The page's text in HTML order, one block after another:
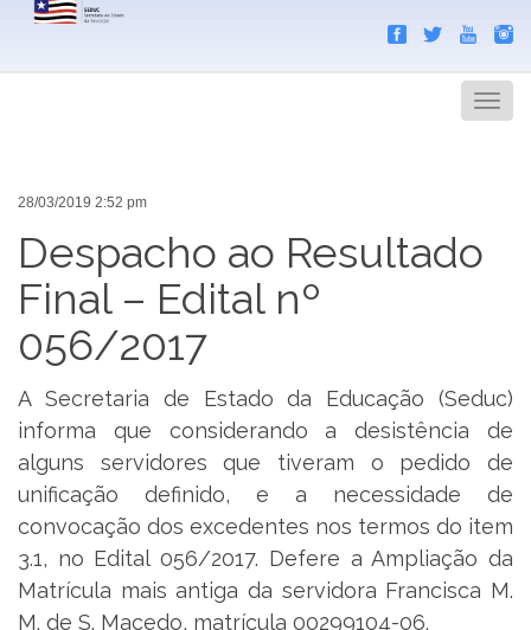
Menu
28/03/2019 2:52 pm
Despacho ao Resultado
Final – Edital nº
056/2017
A Secretaria de Estado da Educação (Seduc)
informa que considerando a desistência de
alguns servidores que tiveram o pedido de
unificação definido, e a necessidade de
convocação dos excedentes nos termos do item
3.1, no Edital 056/2017. Defere a Ampliação da
Matrícula mais antiga da servidora Francisca M.
M. de S. Macedo, matrícula 00299104-06.